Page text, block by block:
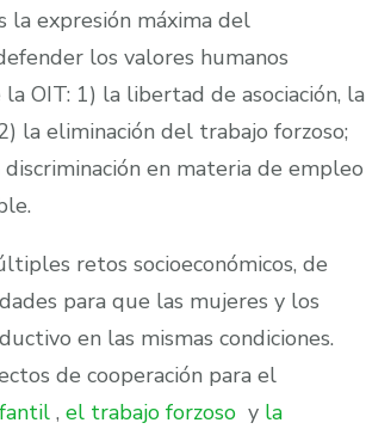
la expresión máxima del
los valores humanos
OIT: 1) la libertad de asociación, la
la eliminación del trabajo forzoso;
en materia de empleo
retos socioeconómicos, de
para que las mujeres y los
en las mismas condiciones.
de cooperación para el
, el trabajo forzoso y la